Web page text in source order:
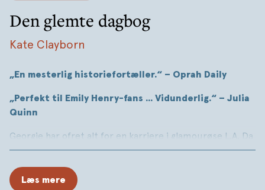
Den glemte dagbog
Kate Clayborn
„En mesterlig historiefortæller.“ – Oprah Daily
„Perfekt til Emily Henry-fans ... Vidunderlig.“ – Julia
Quinn
Georgie har ofret alt for en karriere i glamourøse L.A. Da
hun pludselig mister sit job, rejser hun slukøret hjem til
kommer til stykket?
Læs mere